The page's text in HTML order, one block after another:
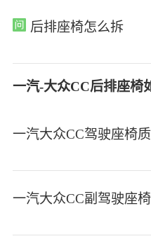
后排座椅怎么拆
一汽-大众CC后排座椅
一汽大众CC驾驶座椅
一汽大众CC副驾驶座